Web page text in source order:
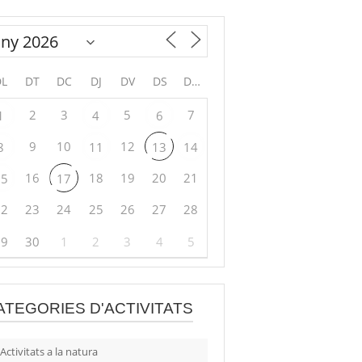
DT DC DJ DV DS DG
2 3 4 5 6 7
9 10 11 12 13
14
16 17 18 19 20
21
23 24 25 26 27
28
30 1 2 3 4 5
D'ACTIVITATS
Activitats a la natura